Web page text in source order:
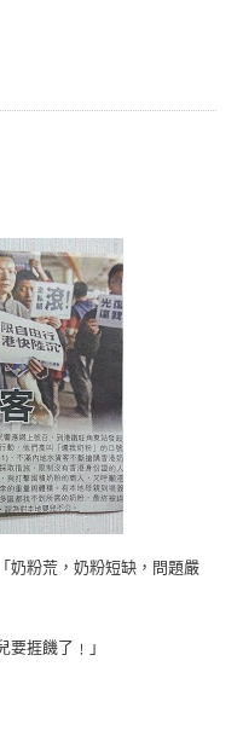
奶粉荒，奶粉短缺，問題嚴
捱饑了﹗」